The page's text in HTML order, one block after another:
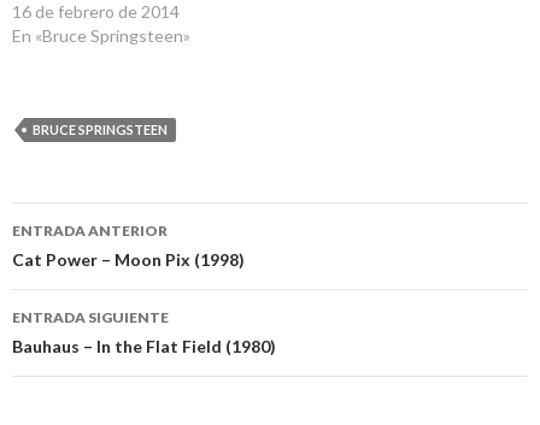
16 de febrero de 2014
En «Bruce Springsteen»
BRUCE SPRINGSTEEN
Navegación
de
entradas
ENTRADA ANTERIOR
Cat Power – Moon Pix (1998)
ENTRADA SIGUIENTE
Bauhaus – In the Flat Field (1980)